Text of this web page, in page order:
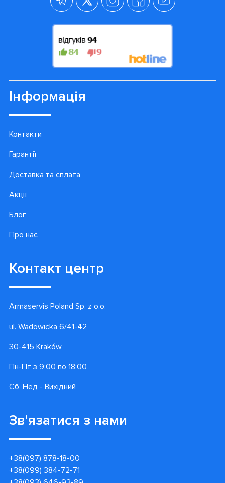
Інформація
Контакти
Гарантії
Доставка та сплата
Акції
Блог
Про нас
Контакт центр
Armaservis Poland Sp. z o.o.
ul. Wadowicka 6/41-42
30-415 Kraków
Пн-Пт з 9:00 по 18:00
Сб, Нед - Вихідний
Зв'язатися з нами
+38(097) 878-18-00
+38(099) 384-72-71